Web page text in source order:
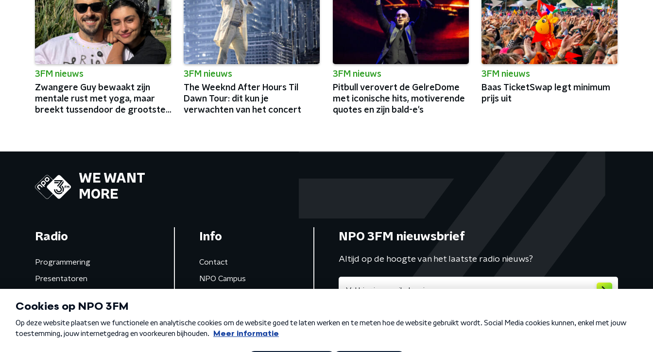
3FM nieuws
Zwangere Guy bewaakt zijn
mentale rust met yoga, maar
breekt tussendoor de grootste
3FM nieuws
The Weeknd After Hours Til
Dawn Tour: dit kun je
verwachten van het concert
3FM nieuws
Pitbull verovert de GelreDome
met iconische hits, motiverende
quotes en zijn bald-e's
3FM nieuws
Baas TicketSwap legt minimum
prijs uit
WE WANT
MORE
Radio
Programmering
Presentatoren
Gemist
Info
Contact
NPO Campus
NPO 3FM nieuwsbrief
Altijd op de hoogte van het laatste radio nieuws?
Algemene voorwaarden Privacybeleid